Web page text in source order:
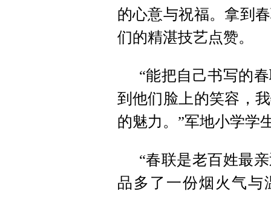
的心意与祝福。拿到
们的精湛技艺点赞。
“能把自己书写的
到他们脸上的笑容，
的魅力。”军地小学学
“春联是老百姓最
品多了一份烟火气与